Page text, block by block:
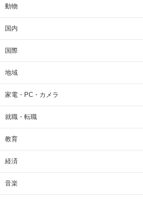
動物
国内
国際
地域
家電・PC・カメラ
就職・転職
教育
経済
音楽